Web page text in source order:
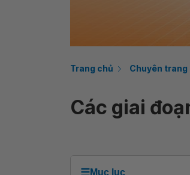
Trang chủ Chuyên trang
Các giai
☰Mục lục